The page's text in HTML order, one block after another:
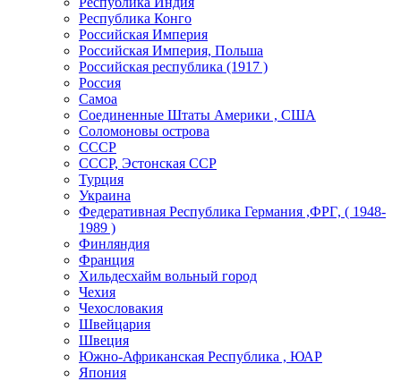
Республика Конго
Российская Империя
Российская Империя, Польша
Российская республика (1917 )
Россия
Самоа
Соединенные Штаты Америки , США
Соломоновы острова
СССР
СССР, Эстонская ССР
Турция
Украина
Федеративная Республика Германия ,ФРГ, ( 1948-
1989 )
Финляндия
Франция
Хильдесхайм вольный город
Чехия
Чехословакия
Швейцария
Швеция
Южно-Африканская Республика , ЮАР
Япония